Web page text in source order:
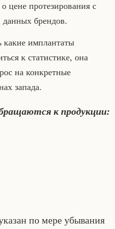
цене протезирования с
данных брендов.
какие имплантаты
к статистике, она
на конкретные
запада.
к продукции:
по мере убывания